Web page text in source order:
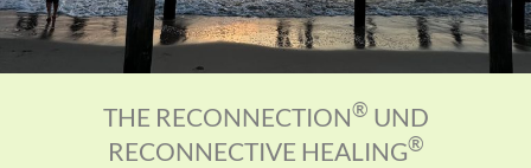
THE RECONNECTION® UND
RECONNECTIVE HEALING®